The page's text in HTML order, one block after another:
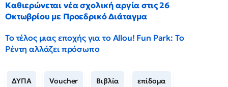
Καθιερώνεται νέα σχολική αργία στις 26
Οκτωβρίου με Προεδρικό Διάταγμα
Το τέλος μιας εποχής για το Allou! Fun Park: Το
Ρέντη αλλάζει πρόσωπο
ΔΥΠΑ Voucher Βιβλία επίδομα